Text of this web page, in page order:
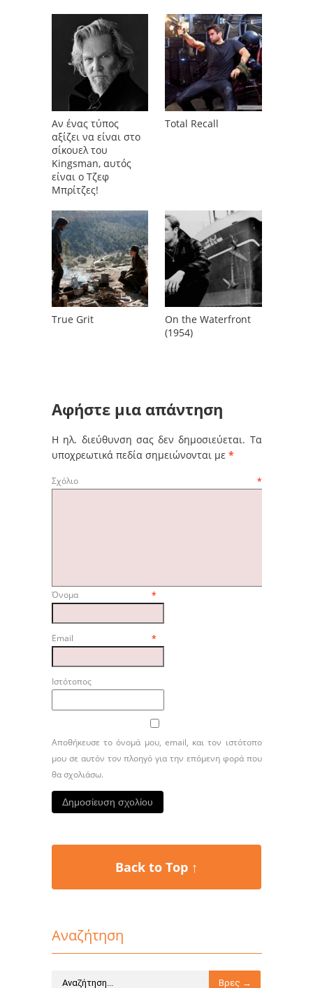
Αν ένας τύπος
αξίζει να είναι στο
σίκουελ του
Kingsman, αυτός
είναι ο Τζεφ
Μπρίτζες!
Total Recall
True Grit
On the Waterfront
(1954)
Αφήστε μια απάντηση
Η ηλ. διεύθυνση σας δεν δημοσιεύεται. Τα
υποχρεωτικά πεδία σημειώνονται με *
Σχόλιο *
Όνομα*
Email*
Ιστότοπος
Αποθήκευσε το όνομά μου, email, και τον ιστότοπο
μου σε αυτόν τον πλοηγό για την επόμενη φορά που
θα σχολιάσω.
Back to Top ↑
Αναζήτηση